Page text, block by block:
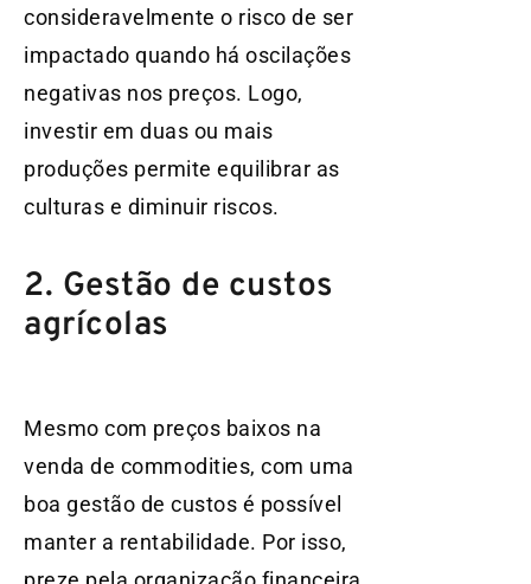
consideravelmente o risco de ser
impactado quando há oscilações
negativas nos preços. Logo,
investir em duas ou mais
produções permite equilibrar as
culturas e diminuir riscos.
2. Gestão de custos
agrícolas
Mesmo com preços baixos na
venda de commodities, com uma
boa gestão de custos é possível
manter a rentabilidade. Por isso,